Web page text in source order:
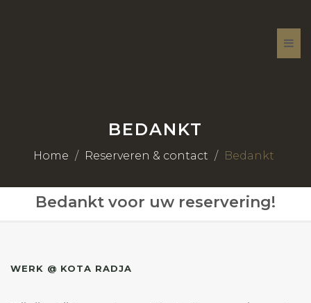
BEDANKT
Home Reserveren & contact Bedankt
Bedankt voor uw reservering!
WERK @ KOTA RADJA